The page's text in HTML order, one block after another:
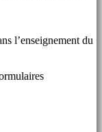
l’enseignement du